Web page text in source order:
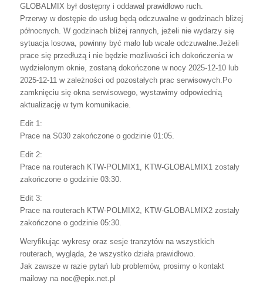
GLOBALMIX był dostępny i oddawał prawidłowo ruch.
Przerwy w dostępie do usług będą odczuwalne w godzinach bliżej
północnych. W godzinach bliżej rannych, jeżeli nie wydarzy się
sytuacja losowa, powinny być mało lub wcale odczuwalne.Jeżeli
prace się przedłużą i nie będzie możliwości ich dokończenia w
wydzielonym oknie, zostaną dokończone w nocy 2025-12-10 lub
2025-12-11 w zależności od pozostałych prac serwisowych.Po
zamknięciu się okna serwisowego, wystawimy odpowiednią
aktualizację w tym komunikacie.
Edit 1:
Prace na S030 zakończone o godzinie 01:05.
Edit 2:
Prace na routerach KTW-POLMIX1, KTW-GLOBALMIX1 zostały
zakończone o godzinie 03:30.
Edit 3:
Prace na routerach KTW-POLMIX2, KTW-GLOBALMIX2 zostały
zakończone o godzinie 05:30.
Weryfikując wykresy oraz sesje tranzytów na wszystkich
routerach, wygląda, że wszystko działa prawidłowo.
Jak zawsze w razie pytań lub problemów, prosimy o kontakt
mailowy na noc@epix.net.pl